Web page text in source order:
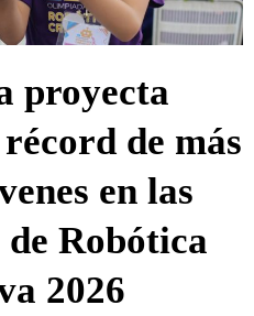
proyecta
de más
en las
Robótica
2026